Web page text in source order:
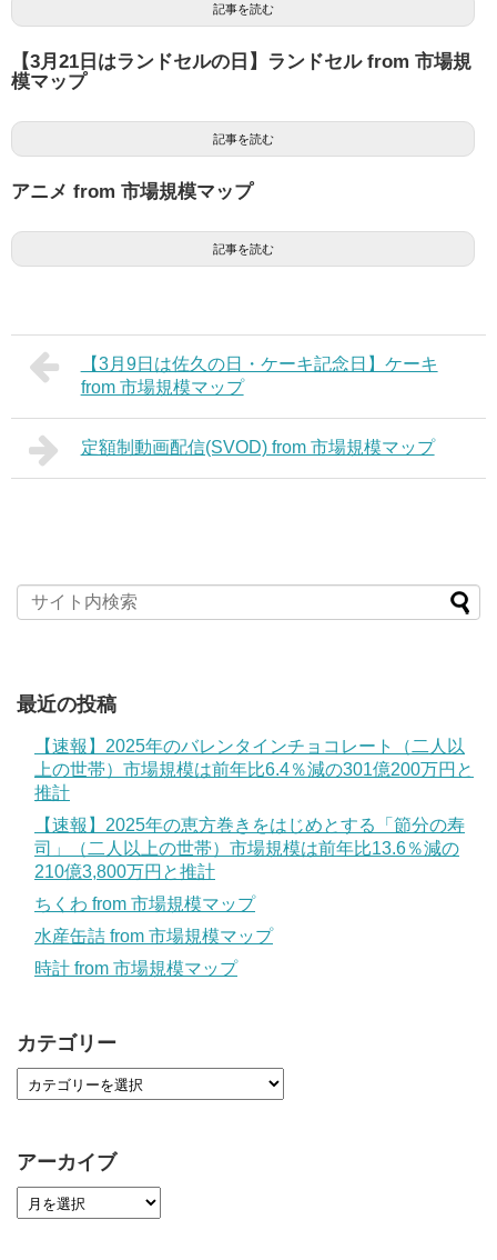
記事を読む
【3月21日はランドセルの日】ランドセル from 市場規
模マップ
記事を読む
アニメ from 市場規模マップ
記事を読む
【3月9日は佐久の日・ケーキ記念日】ケーキ
from 市場規模マップ
定額制動画配信(SVOD) from 市場規模マップ
最近の投稿
【速報】2025年のバレンタインチョコレート（二人以
上の世帯）市場規模は前年比6.4％減の301億200万円と
推計
【速報】2025年の恵方巻きをはじめとする「節分の寿
司」（二人以上の世帯）市場規模は前年比13.6％減の
210億3,800万円と推計
ちくわ from 市場規模マップ
水産缶詰 from 市場規模マップ
時計 from 市場規模マップ
カテゴリー
アーカイブ